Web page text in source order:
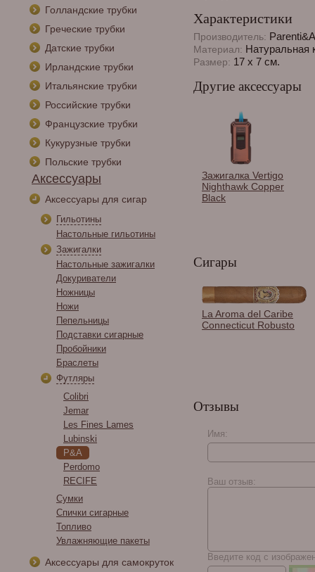
Голландские трубки
Греческие трубки
Датские трубки
Ирландские трубки
Итальянские трубки
Российские трубки
Французские трубки
Кукурузные трубки
Польские трубки
Аксессуары
Аксессуары для сигар
Гильотины
Настольные гильотины
Зажигалки
Настольные зажигалки
Докуриватели
Ножницы
Ножи
Пепельницы
Подставки сигарные
Пробойники
Браслеты
Футляры
Colibri
Jemar
Les Fines Lames
Lubinski
P&A
Perdomo
RECIFE
Сумки
Спички сигарные
Топливо
Увлажняющие пакеты
Аксессуары для самокруток
Характеристики
Производитель:
Материал: Натуральная
Размер: 17 х 7 см.
Другие аксессуары
Зажигалка Vertigo
Nighthawk Copper
Black
Зажигалка настольня
Lotus Emperor Brown
Сигары
La Aroma del Caribe
Connecticut Robusto
Joya de Nicaragua
Antano Original 1970
Gran Perfecto
Отзывы
Имя:
Ваш отзыв:
Введите код с